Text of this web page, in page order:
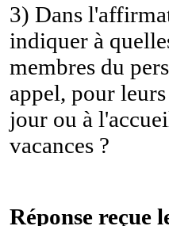
3) Dans
indiquer à
membres du
appel, pour
jour ou à
vacances ?
Réponse reçue